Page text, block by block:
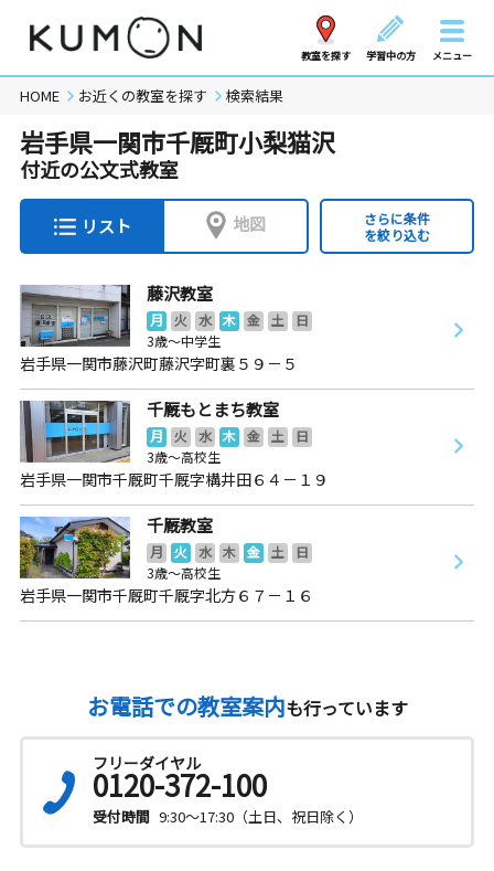
教室を探す 学習中の方 メニュー
HOME お近くの教室を探す 検索結果
岩手県一関市千厩町小梨猫沢
付近の公文式教室
リスト 地図
さらに条件
を絞り込む
藤沢教室
月 火 水 木 金 土
日
3歳～中学生
岩手県一関市藤沢町藤沢字町裏５９－５
千厩もとまち教室
月 火 水 木 金 土
日
3歳～高校生
岩手県一関市千厩町千厩字構井田６４－１９
千厩教室
月 火 水 木 金 土
日
3歳～高校生
岩手県一関市千厩町千厩字北方６７－１６
お電話での教室案内も行っています
フリーダイヤル
0120-372-100
受付時間 9:30～17:30（土日、祝日除く）